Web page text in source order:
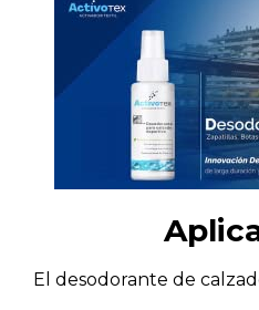
El desodorante de